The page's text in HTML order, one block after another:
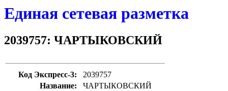
Единая сетевая разметка
2039757: ЧАРТЫКОВСКИЙ
Код Экспресс-3:
2039757
Название:
ЧАРТЫКОВСКИЙ